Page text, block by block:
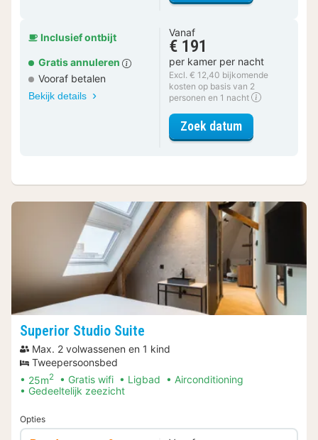
Inclusief ontbijt
Gratis annuleren
Vooraf betalen
Bekijk details
Vanaf
€ 191
per kamer per nacht
Excl. € 12,40 bijkomende
kosten op basis van 2
personen en 1 nacht
Zoek datumvoor Family
Superior Studio Suite
Max. 2 volwassenen en 1 kind
Tweepersoonsbed
25m2 Gratis wifi Ligbad
Airconditioning
Gedeeltelijk zeezicht
Opties